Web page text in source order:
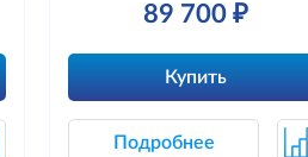
89 700 ₽
Купить
Подробнее